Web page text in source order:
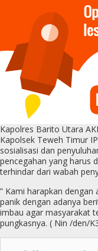
Kapolres Barito Utara
Kapolsek Teweh Timur
sosialisasi dan
pencegahan yang harus
terhindar dari wabah
” Kami harapkan
panik dengan adanya
imbau agar masyarakat
pungkasnya. ( Nin /den/